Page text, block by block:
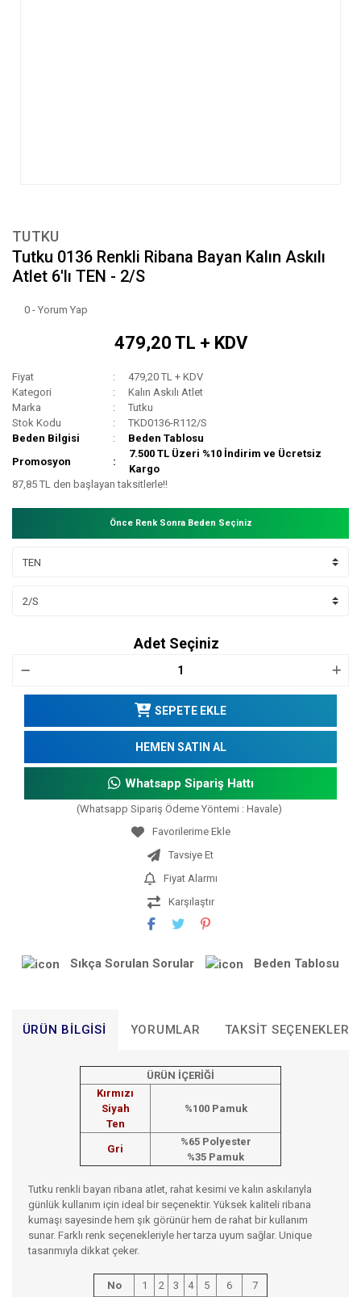
TUTKU
Tutku 0136 Renkli Ribana Bayan Kalın Askılı
Atlet 6'lı TEN - 2/S
0 - Yorum Yap
479,20 TL + KDV
Fiyat
479,20 TL + KDV
Kategori
Kalın Askılı Atlet
Marka
Tutku
Stok Kodu
TKD0136-R112/S
Beden Bilgisi
Beden Tablosu
Promosyon
7.500 TL Üzeri %10 İndirim ve Ücretsiz
Kargo
87,85 TL den başlayan taksitlerle!!
Önce Renk Sonra Beden Seçiniz
Adet Seçiniz
SEPETE EKLE
HEMEN SATIN AL
Whatsapp Sipariş Hattı
(Whatsapp Sipariş Ödeme Yöntemi : Havale)
Tavsiye Et
Fiyat Alarmı
Karşılaştır
Sıkça Sorulan Sorular Beden Tablosu
ÜRÜN BILGISI YORUMLAR TAKSIT SEÇENEKLERI
ÜRÜN İÇERİĞİ
Kırmızı
Siyah
Ten
%100 Pamuk
Gri
%65 Polyester
%35 Pamuk
Tutku renkli bayan ribana atlet, rahat kesimi ve kalın askılarıyla
günlük kullanım için ideal bir seçenektir. Yüksek kaliteli ribana
kumaşı sayesinde hem şık görünür hem de rahat bir kullanım
sunar. Farklı renk seçenekleriyle her tarza uyum sağlar. Unique
tasarımıyla dikkat çeker.
No 1 2 3 4 5 6
7